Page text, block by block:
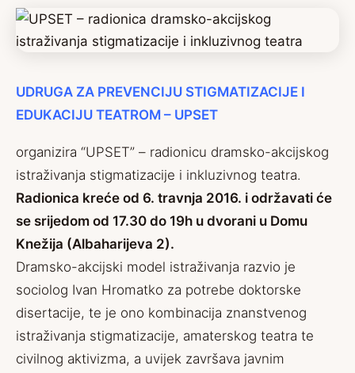
UDRUGA ZA PREVENCIJU STIGMATIZACIJE I
EDUKACIJU TEATROM – UPSET
organizira “UPSET” – radionicu dramsko-akcijskog
istraživanja stigmatizacije i inkluzivnog teatra.
Radionica kreće od 6. travnja 2016. i održavati će
se srijedom od 17.30 do 19h u dvorani u Domu
Knežija (Albaharijeva 2).
Dramsko-akcijski model istraživanja razvio je
sociolog Ivan Hromatko za potrebe doktorske
disertacije, te je ono kombinacija znanstvenog
istraživanja stigmatizacije, amaterskog teatra te
civilnog aktivizma, a uvijek završava javnim